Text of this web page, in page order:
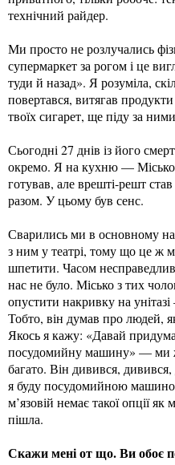
технічний райдер.
Ми просто не розлучались
супермаркет за рогом і це
туди й назад». Я розуміла,
повертався, витягав
твоїх сигарет, ще піду за
Сьогодні 27 днів із його
окремо. Я на кухню — Місько
готував, але врешті-решт
разом. У цьому був сенс.
Сварились ми в основному на
з ним у театрі, тому що це ж
шпетити. Часом
нас не було. Місько з тих
опустити накривку на
Тобто, він думав про людей,
Якось я кажу: «Давай
посудомийну машину» — ми
багато. Він дивився,
я буду посудомийною
м’язовій немає такої опції
пішла.
Скажи мені от що. Ви обоє